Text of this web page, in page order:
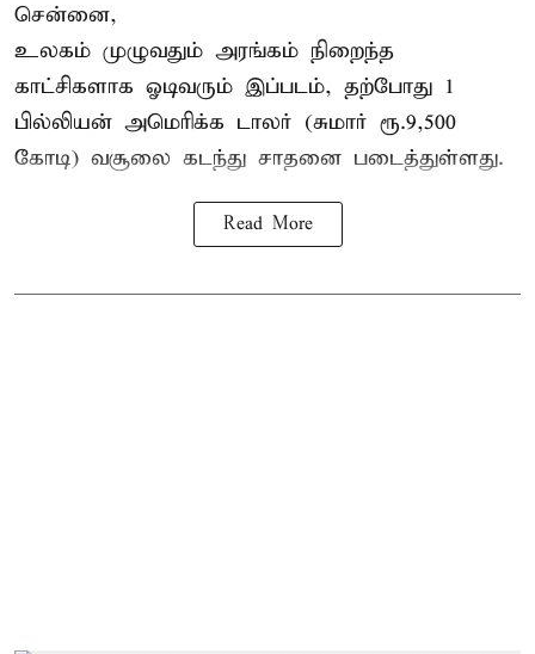
சென்னை,
உலகம் முழுவதும் அரங்கம் நிறைந்த
காட்சிகளாக ஓடிவரும் இப்படம், தற்போது 1
பில்லியன் அமெரிக்க டாலர் (சுமார் ரூ.9,500
கோடி) வசூலை கடந்து சாதனை படைத்துள்ளது.
Read More